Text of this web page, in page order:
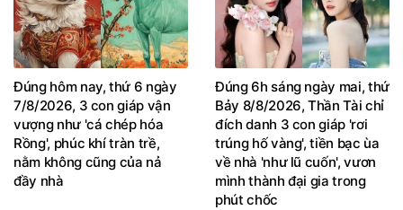
Đúng hôm nay, thứ 6 ngày
7/8/2026, 3 con giáp vận
vượng như 'cá chép hóa
Rồng', phúc khí tràn trề,
nằm không cũng của nả
đầy nhà
Đúng 6h sáng ngày mai, thứ
Bảy 8/8/2026, Thần Tài chỉ
đích danh 3 con giáp 'rơi
trúng hố vàng', tiền bạc ùa
về nhà 'như lũ cuốn', vươn
mình thành đại gia trong
phút chốc